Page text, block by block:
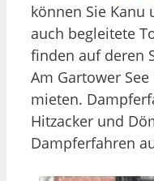
können Sie Kanu
auch begleitete
finden auf deren
Am Gartower
mieten.
Hitzacker und
Dampferfahren